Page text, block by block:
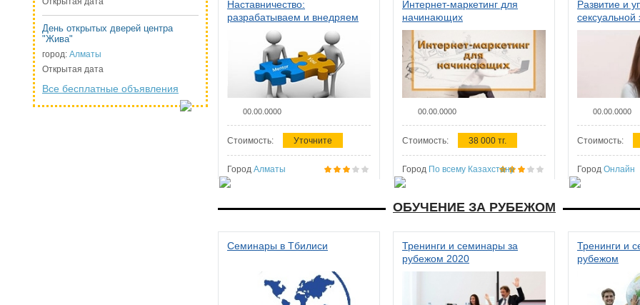
День открытых дверей центра
"Жива"
город: Алматы
Открытая дата
Все бесплатные объявления
Наставничество:
разрабатываем и внедряем
систему наставничества в
организации
00.00.0000
Стоимость: Уточните
Город Алматы
Интернет-маркетинг для
начинающих
00.00.0000
Стоимость: 38 000 тг.
Город По всему Казахстану
Развитие и
сексуальной
женщин
00.00.0000
Стоимость:
Город Онлайн
ОБУЧЕНИЕ ЗА РУБЕЖОМ
Семинары в Тбилиси
Тренинги и семинары за
рубежом 2020
Тренинги и
рубежом